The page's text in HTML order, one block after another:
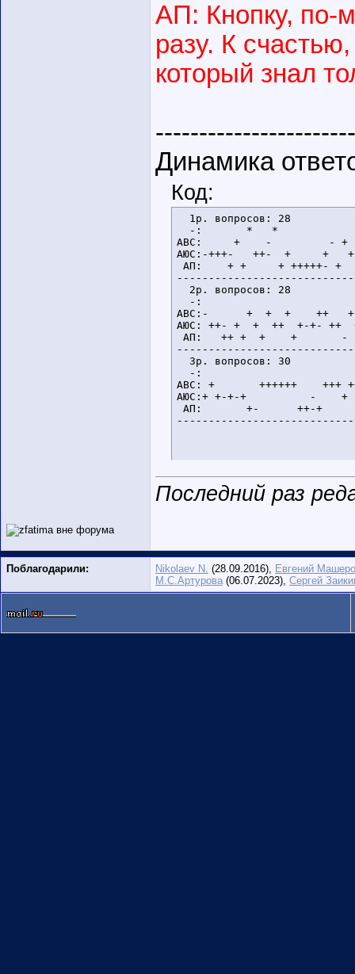
АП: Кнопку, по-
разу. К
который знал
Динамика
Код:
  1p. вопросов: 28
-:       *   *
АВС:     +    -         - +
АЮС:-+++-   ++-  +     +
АП:    + +     + +++++- +
  2p. вопросов: 28
-:
АВС:-      +  +  +    ++
АЮС: ++- +  +  ++  +-+- ++
АП:   ++ +  +    +       -
  3p. вопросов: 30
-:
АВС: +       ++++++    +++
АЮС:+ +-+-+          -    +
АП:       +-      ++-+
Последний раз
Поблагодарили: Nikolaev N. (28.09.2016), Евгений
М.С.Артурова (06.07.2023), Сергей